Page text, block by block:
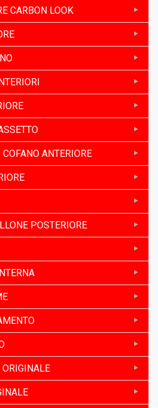
CARBON LOOK
ANTERIORE
POSTERIORE